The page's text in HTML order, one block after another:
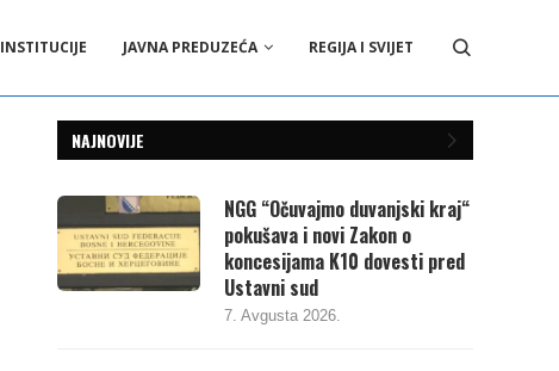
INSTITUCIJE JAVNA PREDUZEĆA REGIJA I SVIJET
NAJNOVIJE
NGG “Očuvajmo duvanjski kraj“
pokušava i novi Zakon o
koncesijama K10 dovesti pred
Ustavni sud
7. Avgusta 2026.